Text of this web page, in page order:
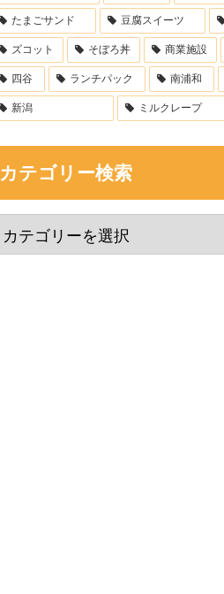
たまごサンド 豆腐スイーツ
ズコット そぼろ丼 商業施設
四谷 ランチパック 南浦和
新潟 ミルクレープ
カテゴリー検索